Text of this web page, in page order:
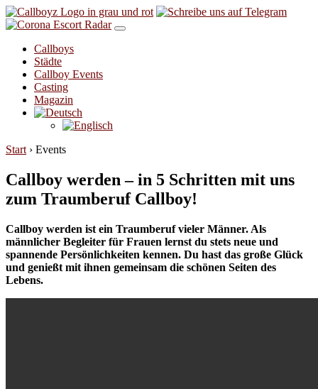
Skip to content
Callboys
Städte
Callboy Events
Casting
Magazin
Start › Events
Callboy werden – in 5 Schritten mit uns
zum Traumberuf Callboy!
Callboy werden ist ein Traumberuf vieler Männer. Als
männlicher Begleiter für Frauen lernst du stets neue und
spannende Persönlichkeiten kennen. Du hast das große Glück
und genießt mit ihnen gemeinsam die schönen Seiten des
Lebens.